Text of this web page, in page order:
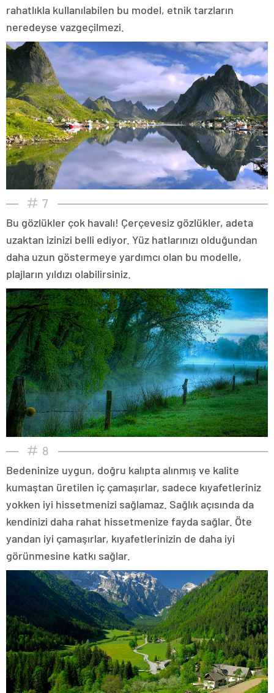
rahatlıkla kullanılabilen bu model, etnik tarzların
neredeyse vazgeçilmezi.
7
Bu gözlükler çok havalı! Çerçevesiz gözlükler, adeta
uzaktan izinizi belli ediyor. Yüz hatlarınızı olduğundan
daha uzun göstermeye yardımcı olan bu modelle,
plajların yıldızı olabilirsiniz.
8
Bedeninize uygun, doğru kalıpta alınmış ve kalite
kumaştan üretilen iç çamaşırlar, sadece kıyafetleriniz
yokken iyi hissetmenizi sağlamaz. Sağlık açısında da
kendinizi daha rahat hissetmenize fayda sağlar. Öte
yandan iyi çamaşırlar, kıyafetlerinizin de daha iyi
görünmesine katkı sağlar.